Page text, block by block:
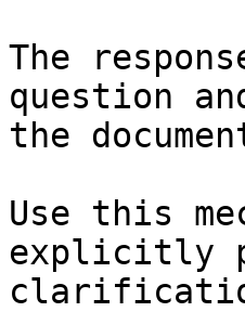
The
question
the
Use this
explicitly